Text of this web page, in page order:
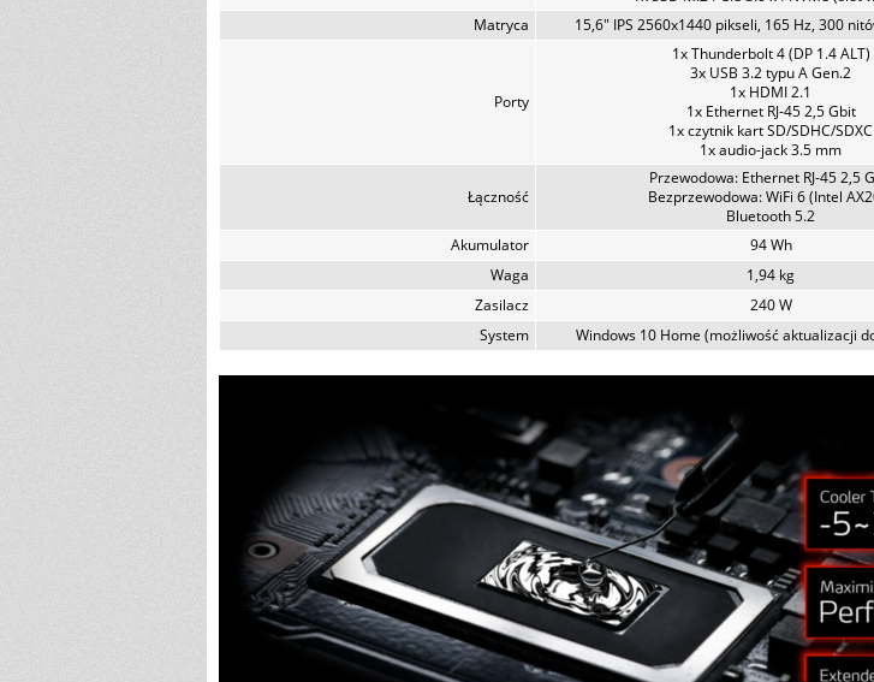
Matryca
15,6" IPS 2560x1440 pikseli, 165 Hz, 300
Porty
1x Thunderbolt 4 (DP 1.4 ALT)
3x USB 3.2 typu A Gen.2
1x HDMI 2.1
1x Ethernet RJ-45 2,5 Gbit
1x czytnik kart SD/SDHC/SDXC
1x audio-jack 3.5 mm
Łączność
Przewodowa: Ethernet RJ-45 2,5
Bezprzewodowa: WiFi 6 (Intel
Bluetooth 5.2
Akumulator
94 Wh
Waga
1,94 kg
Zasilacz
240 W
System
Windows 10 Home (możliwość aktualizacji